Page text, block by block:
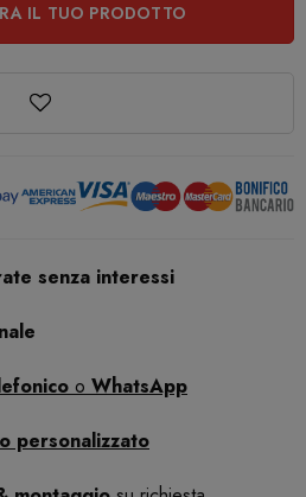
IL TUO PRODOTTO
senza interessi
o WhatsApp
personalizzato